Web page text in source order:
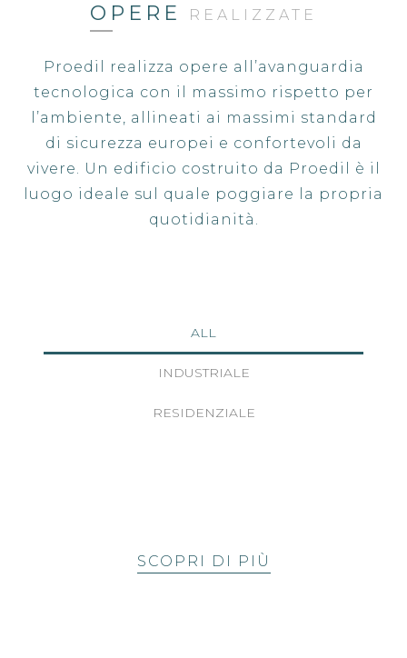
OPERE REALIZZATE
Proedil realizza opere all’avanguardia
tecnologica con il massimo rispetto per
l’ambiente, allineati ai massimi standard
di sicurezza europei e confortevoli da
vivere. Un edificio costruito da Proedil è il
luogo ideale sul quale poggiare la propria
quotidianità.
ALL
INDUSTRIALE
RESIDENZIALE
SCOPRI DI PIÙ